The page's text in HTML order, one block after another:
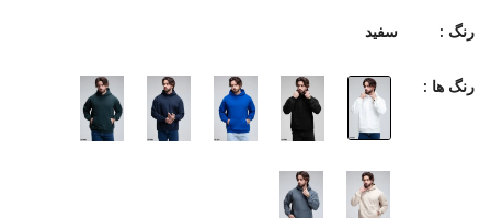
رنگ : سفید
رنگ ها :